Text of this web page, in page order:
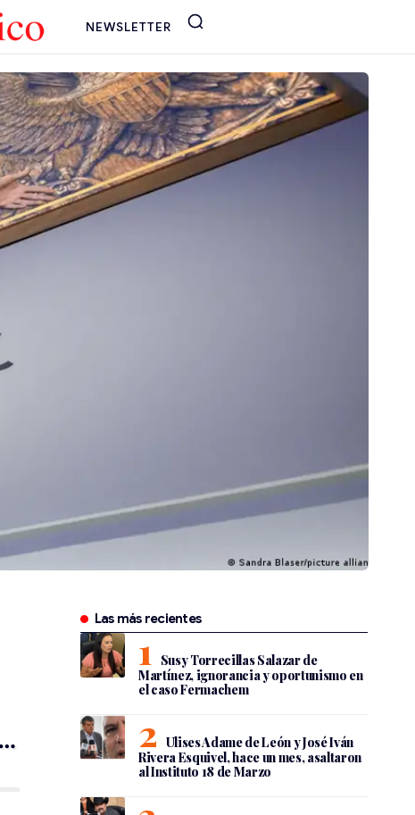
NEWSLETTER
Las más recientes
Susy Torrecillas Salazar de
Martínez, ignorancia y oportunismo en
el caso Fermachem
Ulises Adame de León y José Iván
Rivera Esquivel, hace un mes, asaltaron
al Instituto 18 de Marzo